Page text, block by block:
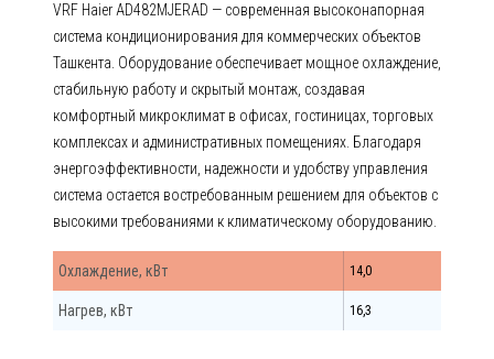
VRF Haier AD482MJERAD — современная высоконапорная
система кондиционирования для коммерческих объектов
Ташкента. Оборудование обеспечивает мощное охлаждение,
стабильную работу и скрытый монтаж, создавая
комфортный микроклимат в офисах, гостиницах, торговых
комплексах и административных помещениях. Благодаря
энергоэффективности, надежности и удобству управления
система остается востребованным решением для объектов с
высокими требованиями к климатическому оборудованию.
Охлаждение, кВт 14,0
Нагрев, кВт 16,3